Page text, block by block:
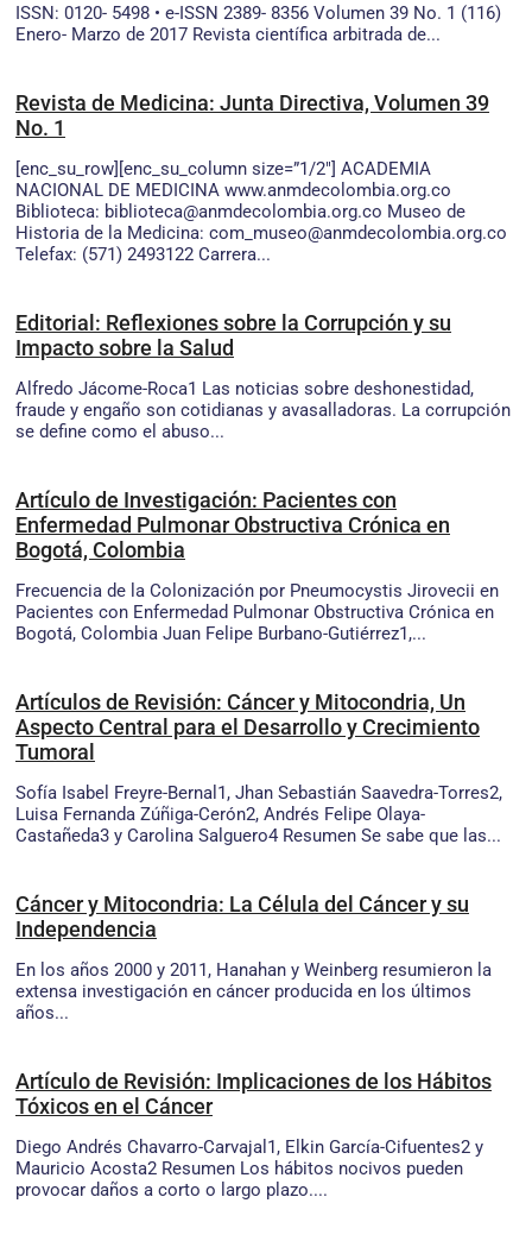
ISSN: 0120- 5498 • e-ISSN 2389- 8356 Volumen 39 No. 1 (116)
Enero- Marzo de 2017 Revista científica arbitrada de...
Revista de Medicina: Junta Directiva, Volumen 39
No. 1
[enc_su_row][enc_su_column size=”1/2″] ACADEMIA
NACIONAL DE MEDICINA www.anmdecolombia.org.co
Biblioteca: biblioteca@anmdecolombia.org.co Museo de
Historia de la Medicina: com_museo@anmdecolombia.org.co
Telefax: (571) 2493122 Carrera...
Editorial: Reflexiones sobre la Corrupción y su
Impacto sobre la Salud
Alfredo Jácome-Roca1 Las noticias sobre deshonestidad,
fraude y engaño son cotidianas y avasalladoras. La corrupción
se define como el abuso...
Artículo de Investigación: Pacientes con
Enfermedad Pulmonar Obstructiva Crónica en
Bogotá, Colombia
Frecuencia de la Colonización por Pneumocystis Jirovecii en
Pacientes con Enfermedad Pulmonar Obstructiva Crónica en
Bogotá, Colombia Juan Felipe Burbano-Gutiérrez1,...
Artículos de Revisión: Cáncer y Mitocondria, Un
Aspecto Central para el Desarrollo y Crecimiento
Tumoral
Sofía Isabel Freyre-Bernal1, Jhan Sebastián Saavedra-Torres2,
Luisa Fernanda Zúñiga-Cerón2, Andrés Felipe Olaya-
Castañeda3 y Carolina Salguero4 Resumen Se sabe que las...
Cáncer y Mitocondria: La Célula del Cáncer y su
Independencia
En los años 2000 y 2011, Hanahan y Weinberg resumieron la
extensa investigación en cáncer producida en los últimos
años...
Artículo de Revisión: Implicaciones de los Hábitos
Tóxicos en el Cáncer
Diego Andrés Chavarro-Carvajal1, Elkin García-Cifuentes2 y
Mauricio Acosta2 Resumen Los hábitos nocivos pueden
provocar daños a corto o largo plazo....